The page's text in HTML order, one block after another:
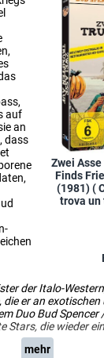
Zwei
Finds
(1981) (
trova un
auf
an
dass
der Italo-
er an
Duo Bud Spencer
Stars, die wieder
mehr